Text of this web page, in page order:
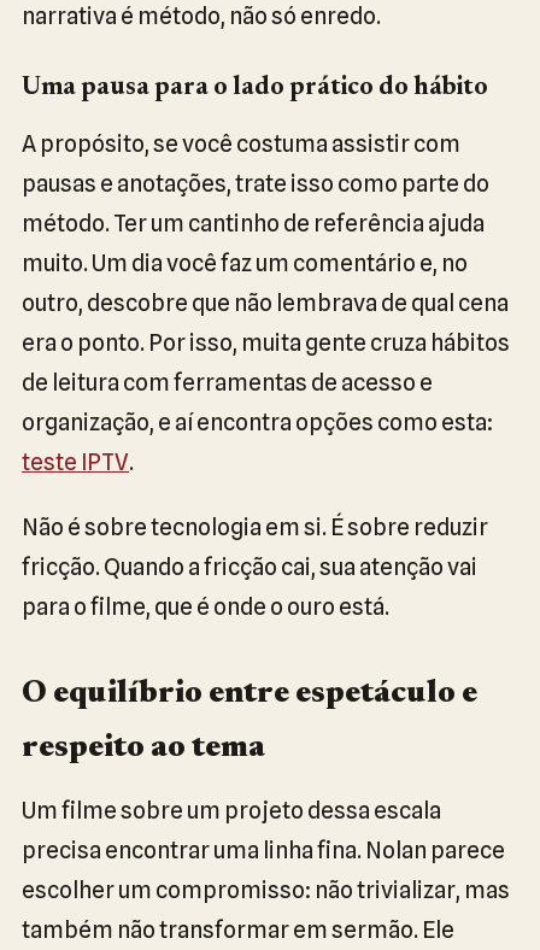
narrativa é método, não só enredo.
Uma pausa para o lado prático do hábito
A propósito, se você costuma assistir com
pausas e anotações, trate isso como parte do
método. Ter um cantinho de referência ajuda
muito. Um dia você faz um comentário e, no
outro, descobre que não lembrava de qual cena
era o ponto. Por isso, muita gente cruza hábitos
de leitura com ferramentas de acesso e
organização, e aí encontra opções como esta:
teste IPTV.
Não é sobre tecnologia em si. É sobre reduzir
fricção. Quando a fricção cai, sua atenção vai
para o filme, que é onde o ouro está.
O equilíbrio entre espetáculo e
respeito ao tema
Um filme sobre um projeto dessa escala
precisa encontrar uma linha fina. Nolan parece
escolher um compromisso: não trivializar, mas
também não transformar em sermão. Ele